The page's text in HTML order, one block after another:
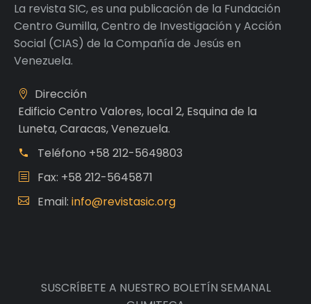
La revista SIC, es una publicación de la Fundación
Centro Gumilla, Centro de Investigación y Acción
Social (CIAS) de la Compañía de Jesús en
Venezuela.
Dirección
Edificio Centro Valores, local 2, Esquina de la
Luneta, Caracas, Venezuela.
Teléfono +58 212-5649803
Fax: +58 212-5645871
Email: info@revistasic.org
SUSCRÍBETE A NUESTRO BOLETÍN SEMANAL